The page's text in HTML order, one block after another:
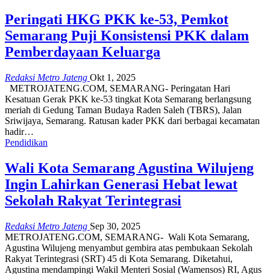
Peringati HKG PKK ke-53, Pemkot
Semarang Puji Konsistensi PKK dalam
Pemberdayaan Keluarga
Redaksi Metro Jateng Okt 1, 2025
METROJATENG.COM, SEMARANG- Peringatan Hari
Kesatuan Gerak PKK ke-53 tingkat Kota Semarang berlangsung
meriah di Gedung Taman Budaya Raden Saleh (TBRS), Jalan
Sriwijaya, Semarang. Ratusan kader PKK dari berbagai kecamatan
hadir…
Pendidikan
Wali Kota Semarang Agustina Wilujeng
Ingin Lahirkan Generasi Hebat lewat
Sekolah Rakyat Terintegrasi
Redaksi Metro Jateng Sep 30, 2025
METROJATENG.COM, SEMARANG- Wali Kota Semarang,
Agustina Wilujeng menyambut gembira atas pembukaan Sekolah
Rakyat Terintegrasi (SRT) 45 di Kota Semarang. Diketahui,
Agustina mendampingi Wakil Menteri Sosial (Wamensos) RI, Agus